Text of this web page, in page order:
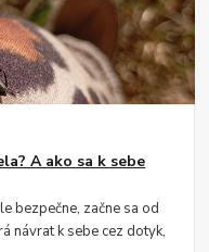
A ako sa k sebe
bezpečne, začne sa od
návrat k sebe cez dotyk,